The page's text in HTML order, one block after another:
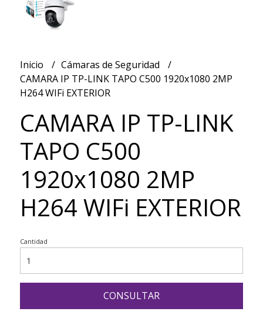
Inicio
Cámaras de Seguridad
CAMARA IP TP-LINK TAPO C500 1920x1080 2MP
H264 WIFi EXTERIOR
CAMARA IP TP-LINK
TAPO C500
1920x1080 2MP
H264 WIFi EXTERIOR
Cantidad
CONSULTAR